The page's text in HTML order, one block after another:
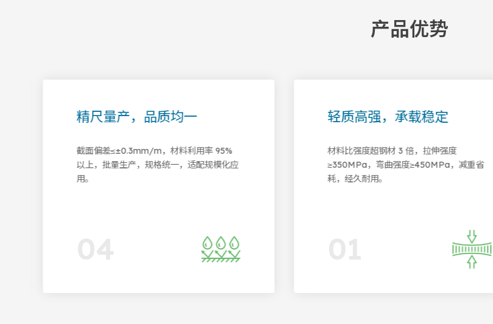
产品优势
化，全候适配
抗紫外高低温，-40℃至
，户外服役超 20 年免维护。
体积电阻率≥10¹²Ω・cm，介电强度
≥15kV/mm，可定制 UL94 V-0 级阻燃，
截面偏
以上，